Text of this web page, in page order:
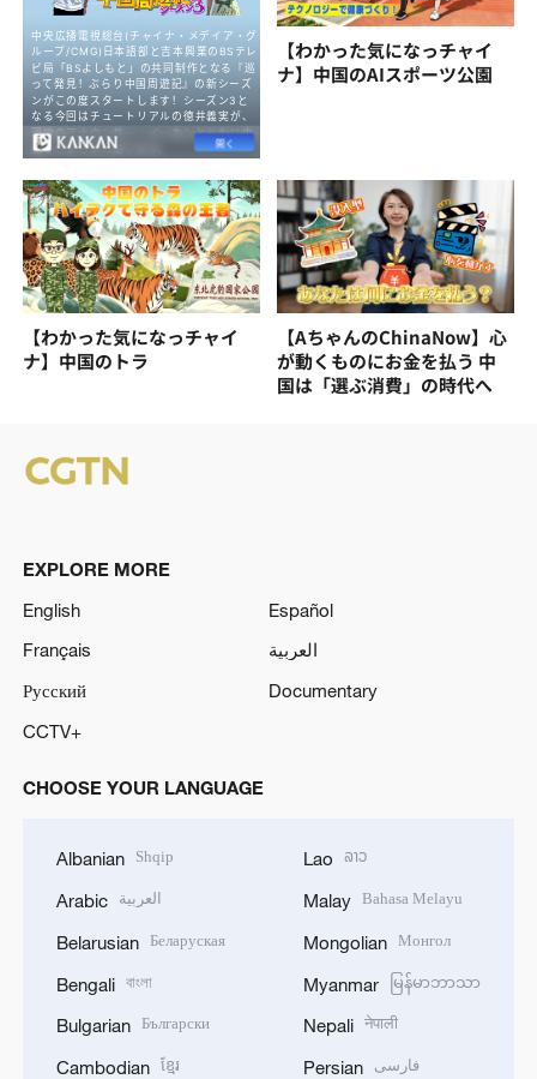
【わかった気になっチャイ
ナ】中国のAIスポーツ公園
【わかった気になっチャイ
ナ】中国のトラ
【AちゃんのChinaNow】心
が動くものにお金を払う 中
国は「選ぶ消費」の時代へ
EXPLORE MORE
English
Español
Français
العربية
Русский
Documentary
CCTV+
CHOOSE YOUR LANGUAGE
Albanian Shqip
Arabic العربية
Belarusian Беларуская
Bengali বাংলা
Bulgarian Български
Cambodian ខ្មែរ
Lao ລາວ
Malay Bahasa Melayu
Mongolian Монгол
Myanmar မြန်မာဘာသာ
Nepali नेपाली
Persian فارسی